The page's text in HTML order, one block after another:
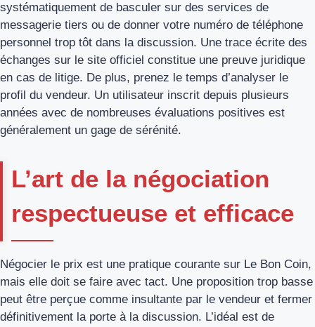
systématiquement de basculer sur des services de
messagerie tiers ou de donner votre numéro de téléphone
personnel trop tôt dans la discussion. Une trace écrite des
échanges sur le site officiel constitue une preuve juridique
en cas de litige. De plus, prenez le temps d’analyser le
profil du vendeur. Un utilisateur inscrit depuis plusieurs
années avec de nombreuses évaluations positives est
généralement un gage de sérénité.
L’art de la négociation
respectueuse et efficace
Négocier le prix est une pratique courante sur Le Bon Coin,
mais elle doit se faire avec tact. Une proposition trop basse
peut être perçue comme insultante par le vendeur et fermer
définitivement la porte à la discussion. L’idéal est de